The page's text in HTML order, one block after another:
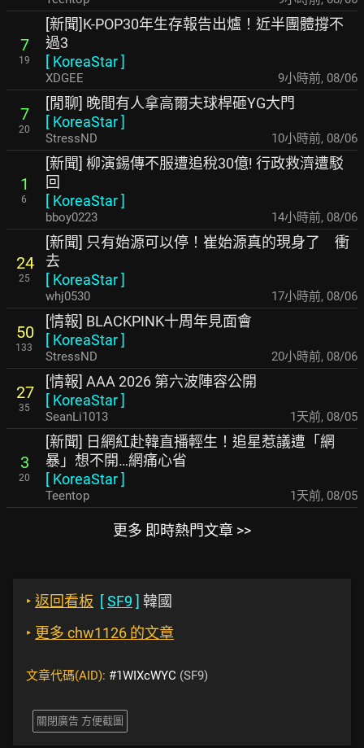
7
19
[新聞]K-POP30年生存報告出爐！近半團體撐不
過3
[ KoreaStar]
XDGEE 9小時前, 08/06
7
20
[閒聊] 晚間有人拿高爾夫球桿砸YG大門
[ KoreaStar]
StressND 10小時前, 08/06
1
6
[新聞] 柳演錫傳不服遭追稅30億! 行政救濟遭駁
回
[ KoreaStar]
bboy0223 14小時前, 08/06
24
25
[新聞] 只有始源可以停！崔始源真的現身了 衝
去
[ KoreaStar]
whj0530 17小時前, 08/06
50
133
[情報] BLACKPINK十周年見面會
[ KoreaStar]
StressND 20小時前, 08/06
27
35
[情報] AAA 2026 第六波陣容公開
[ KoreaStar]
SeanLi1013 1天前, 08/05
3
20
[新聞] 日網紅赴韓直播輕生！追星惹議遭「網
暴」想不開…網痛心省
[ KoreaStar]
Teentop 1天前, 08/05
更多 即時熱門文章 >>
‣ 返回看板 [SF9 ] 韓國
‣ 更多 chw1126 的文章
文章代碼(AID): #1WIXcWYC (SF9)
關閉廣告 方便截圖